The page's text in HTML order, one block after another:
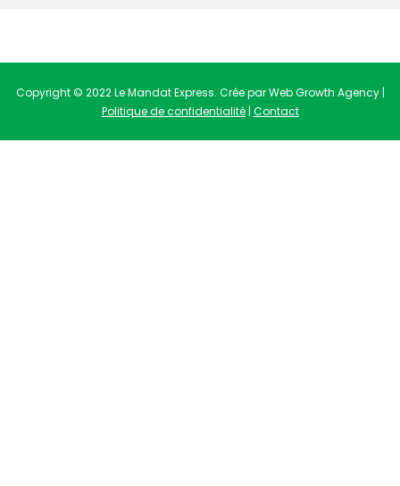
Copyright © 2022 Le Mandat Express. Crée par Web Growth Agency |
Politique de confidentialité| Contact